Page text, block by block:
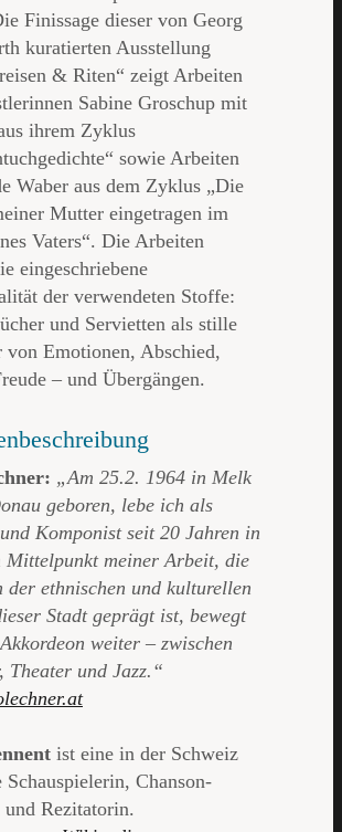
Finissage dieser von Georg
kuratierten Ausstellung
& Riten“ zeigt Arbeiten
Sabine Groschup mit
ihrem Zyklus
sowie Arbeiten
Waber aus dem Zyklus „Die
Mutter eingetragen im
Vaters“. Die Arbeiten
eingeschriebene
der verwendeten Stoffe:
und Servietten als stille
von Emotionen, Abschied,
– und Übergängen.
„Am 25.2. 1964 in Melk
geboren, lebe ich als
Komponist seit 20 Jahren in
Mittelpunkt meiner Arbeit, die
der ethnischen und kulturellen
Stadt geprägt ist, bewegt
weiter – zwischen
Theater und Jazz.“
ist eine in der Schweiz
Schauspielerin, Chanson-
und Rezitatorin.